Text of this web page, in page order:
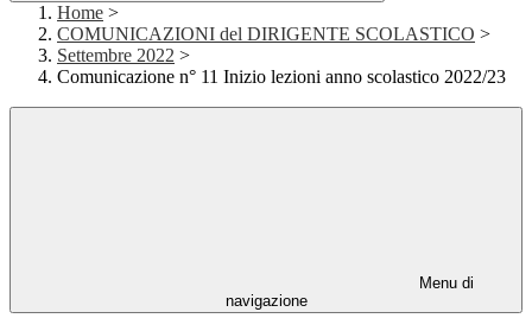
Home >
COMUNICAZIONI del DIRIGENTE SCOLASTICO >
Settembre 2022 >
Comunicazione n° 11 Inizio lezioni anno scolastico 2022/23
Menu di
navigazione